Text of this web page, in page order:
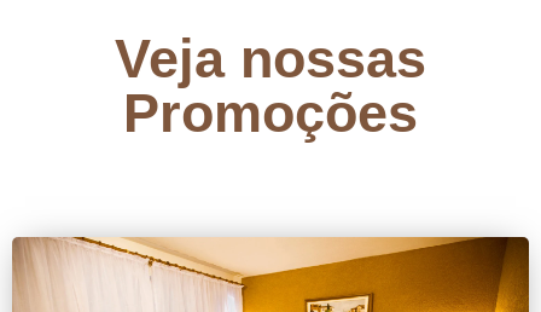
Veja nossas
Promoções